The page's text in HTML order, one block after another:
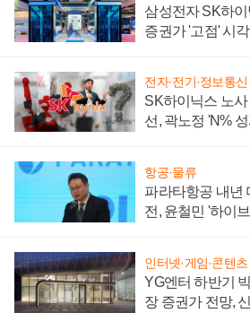
삼성전자 SK하
증권가 '고점' 시
전자·전기·정보통신
SK하이닉스 노
선, 곽노정 'N%
항공·물류
파라타항공 내년
전, 윤철민 '하이
인터넷·게임·콘텐츠
YG엔터 하반기
장 증권가 전망,